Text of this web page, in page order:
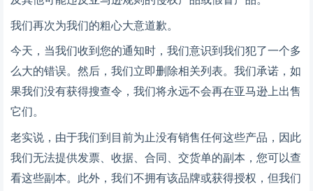
我们再次为我们的粗心大意道歉。
今天，当我们收到您的通知时，我们意识到我们犯了一个多
么大的错误。然后，我们立即删除相关列表。我们承诺，如
果我们没有获得搜查令，我们将永远不会再在亚马逊上出售
它们。
老实说，由于我们到目前为止没有销售任何这些产品，因此
我们无法提供发票、收据、合同、交货单的副本，您可以查
看这些副本。此外，我们不拥有该品牌或获得授权，但我们